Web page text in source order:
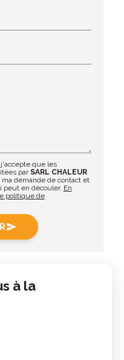
que les
parSARL CHALEUR
demande de contact et
peut en découler. En
politique de
send
à la